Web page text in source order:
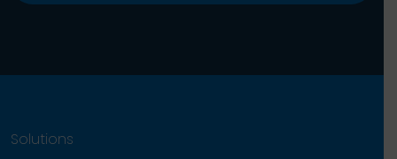
Solutions